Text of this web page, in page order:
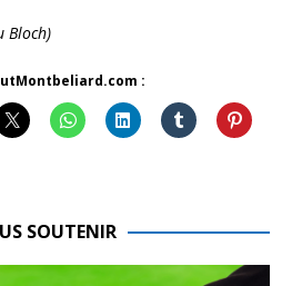
Bloch)
:
SOUTENIR